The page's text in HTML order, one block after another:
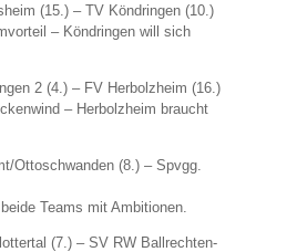
(15.) – TV Köndringen (10.)
– Köndringen will sich
2 (4.) – FV Herbolzheim (16.)
– Herbolzheim braucht
Ottoschwanden (8.) – Spvgg.
Teams mit Ambitionen.
(7.) – SV RW Ballrechten-